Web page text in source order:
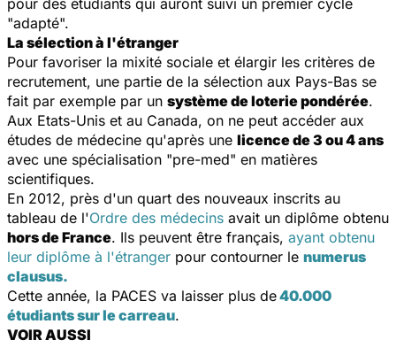
"adapté".
La sélection à l'étranger
Pour favoriser la mixité sociale et élargir les critères de
recrutement, une partie de la sélection aux Pays-Bas se
fait par exemple par un système de loterie pondérée.
Aux Etats-Unis et au Canada, on ne peut accéder aux
études de médecine qu'après une licence de 3 ou 4 ans
avec une spécialisation "pre-med" en matières
scientifiques.
En 2012, près d'un quart des nouveaux inscrits au
tableau de l'Ordre des médecins avait un diplôme obtenu
hors de France. Ils peuvent être français, ayant obtenu
leur diplôme à l'étranger pour contourner le numerus
clausus.
Cette année, la PACES va laisser plus de40.000
étudiants sur le carreau.
VOIR AUSSI